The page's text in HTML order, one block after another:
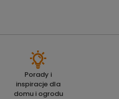
Porady i
inspiracje dla
domu i ogrodu